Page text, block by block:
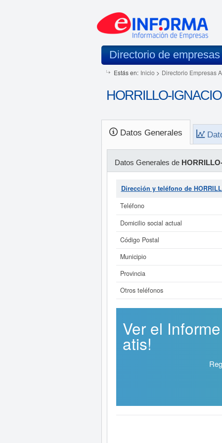
Directorio de empresas
Estás en: Inicio > Directorio Empresas
HORRILLO-
Datos Generales
Datos Generales de
Dirección y teléfono de
Teléfono
Domicilio social actual
Código Postal
Municipio
Provincia
Otros teléfonos
Ver el
atis!